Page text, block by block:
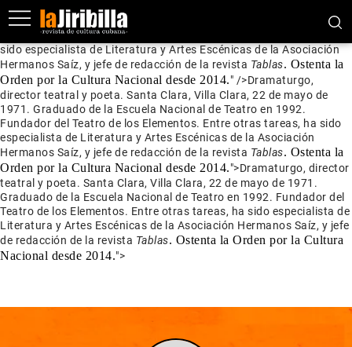
Dramaturgo, director teatral y poeta. Santa Clara, Villa Clara, 22 de
mayo de 1971. Graduado de la Escuela Nacional de Teatro en
1992. Fundador del Teatro de los Elementos. Entre otras tareas, ha
sido especialista de Literatura y Artes Escénicas de la Asociación
Hermanos Saíz, y jefe de redacción de la revista Tablas. Ostenta la
Orden por la Cultura Nacional desde 2014." />Dramaturgo,
director teatral y poeta. Santa Clara, Villa Clara, 22 de mayo de
1971. Graduado de la Escuela Nacional de Teatro en 1992.
Fundador del Teatro de los Elementos. Entre otras tareas, ha sido
especialista de Literatura y Artes Escénicas de la Asociación
Hermanos Saíz, y jefe de redacción de la revista Tablas. Ostenta la
Orden por la Cultura Nacional desde 2014.">Dramaturgo, director
teatral y poeta. Santa Clara, Villa Clara, 22 de mayo de 1971.
Graduado de la Escuela Nacional de Teatro en 1992. Fundador del
Teatro de los Elementos. Entre otras tareas, ha sido especialista de
Literatura y Artes Escénicas de la Asociación Hermanos Saíz, y jefe
de redacción de la revista Tablas. Ostenta la Orden por la Cultura
Nacional desde 2014.">